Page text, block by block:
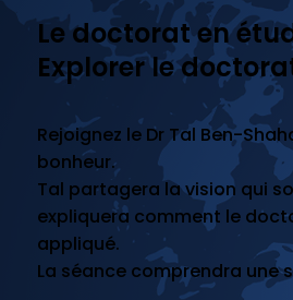
Le doctorat en
Explorer le
Rejoignez le Dr Tal Ben-
bonheur.
Tal partagera la vision qui
expliquera comment le
appliqué.
La séance comprendra une